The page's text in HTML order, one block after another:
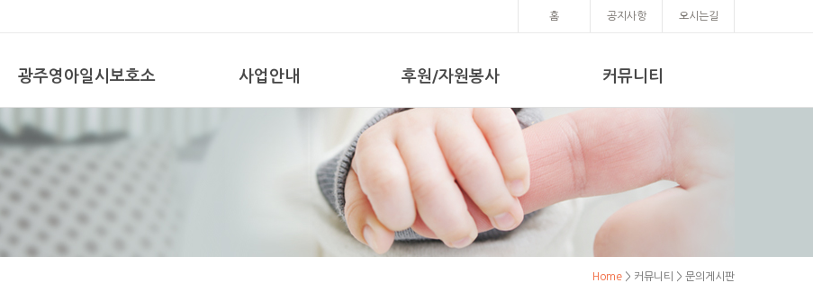
홈 공지사항 오시는길
광주영아일시보호소 사업안내 후원/자원봉사 커뮤니티
Home > 커뮤니티 > 문의게시판